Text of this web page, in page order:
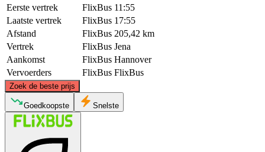
Eerste vertrek
FlixBus 11:55
Laatste vertrek
FlixBus 17:55
Afstand
FlixBus 205,42 km
Vertrek
FlixBus Jena
Aankomst
FlixBus Hannover
Vervoerders
FlixBus FlixBus
Zoek de beste prijs
Hanover
©CARTO
Goedkoopste Snelste